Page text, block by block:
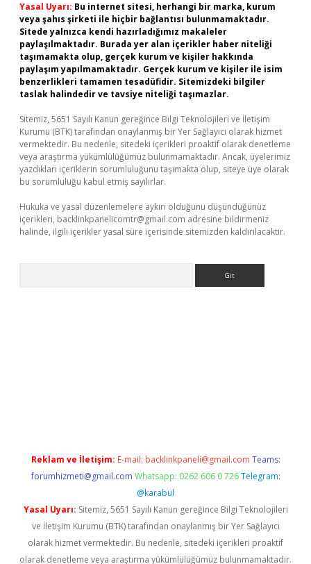
Yasal Uyarı: Bu internet sitesi, herhangi bir marka, kurum
veya şahıs şirketi ile hiçbir bağlantısı bulunmamaktadır.
Sitede yalnızca kendi hazırladığımız makaleler
paylaşılmaktadır. Burada yer alan içerikler haber niteliği
taşımamakta olup, gerçek kurum ve kişiler hakkında
paylaşım yapılmamaktadır. Gerçek kurum ve kişiler ile isim
benzerlikleri tamamen tesadüfidir. Sitemizdeki bilgiler
taslak halindedir ve tavsiye niteliği taşımazlar.
Sitemiz, 5651 Sayılı Kanun gereğince Bilgi Teknolojileri ve İletişim
Kurumu (BTK) tarafından onaylanmış bir Yer Sağlayıcı olarak hizmet
vermektedir. Bu nedenle, sitedeki içerikleri proaktif olarak denetleme
veya araştırma yükümlülüğümüz bulunmamaktadır. Ancak, üyelerimiz
yazdıkları içeriklerin sorumluluğunu taşımakta olup, siteye üye olarak
bu sorumluluğu kabul etmiş sayılırlar.
Hukuka ve yasal düzenlemelere aykırı olduğunu düşündüğünüz
içerikleri, backlinkpanelicomtr@gmail.com adresine bildirmeniz
halinde, ilgili içerikler yasal süre içerisinde sitemizden kaldırılacaktır.
Reklam ve İletişim: E-mail: backlinkpaneli@gmail.com Teams:
forumhizmeti@gmail.com Whatsapp: 0262 606 0 726 Telegram:
@karabul
Yasal Uyarı: Sitemiz, 5651 Sayılı Kanun gereğince Bilgi Teknolojileri
ve İletişim Kurumu (BTK) tarafından onaylanmış bir Yer Sağlayıcı
olarak hizmet vermektedir. Bu nedenle, sitedeki içerikleri proaktif
olarak denetleme veya araştırma yükümlülüğümüz bulunmamaktadır.